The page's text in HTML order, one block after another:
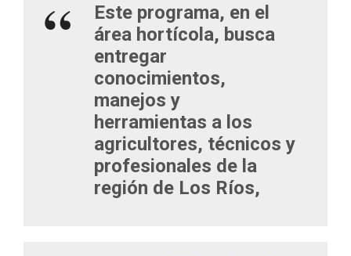
Este programa, en el
área hortícola, busca
entregar
conocimientos,
manejos y
herramientas a los
agricultores, técnicos y
profesionales de la
región de Los Ríos,